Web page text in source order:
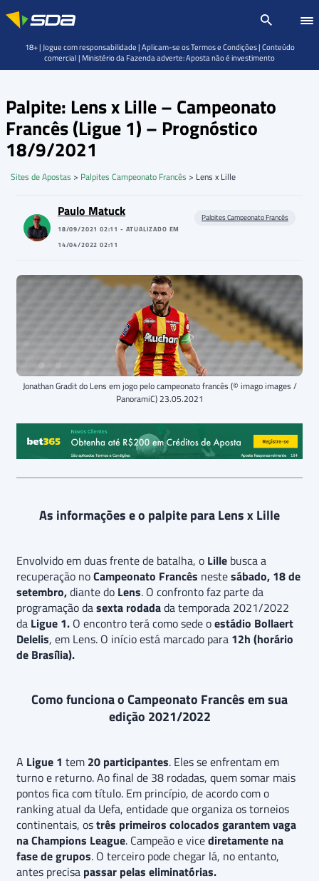
Palpite: Lens x Lille – Campeonato
Francês (Ligue 1) – Prognóstico
18/9/2021
Sites de Apostas > Palpites Campeonato Francês > Lens x Lille
Paulo Matuck
18/09/2021 02:11 - ATUALIZADO EM
14/04/2022 02:11
Palpites Campeonato Francês
Jonathan Gradit do Lens em jogo pelo campeonato francês (© imago images /
PanoramiC) 23.05.2021
As informações e o palpite para Lens x Lille
Envolvido em duas frente de batalha, o Lille busca a
recuperação noCampeonato Francês nestesábado, 18 de
setembro,diante do Lens. O confronto faz parte da
programação dasexta rodadada temporada 2021/2022
da Ligue 1. O encontro terá como sede oestádio Bollaert
Delelis, em Lens. O início está marcado para 12h (horário
de Brasília).
Como funciona o Campeonato Francês em sua
edição 2021/2022
A Ligue 1 tem 20 participantes. Eles se enfrentam em
turno e returno. Ao final de 38 rodadas, quem somar mais
pontos fica com título. Em princípio, de acordo com o
ranking atual da Uefa, entidade que organiza os torneios
continentais, ostrês primeiros colocados garantem vaga
na Champions League. Campeão e vicediretamente na
fase de grupos. O terceiro pode chegar lá, no entanto,
antes precisa passar pelas eliminatórias.
18+ | Jogue com responsabilidade | Aplicam-se os Termos e Condições | Conteúdo
comercial | Ministério da Fazenda adverte: Aposta não é investimento